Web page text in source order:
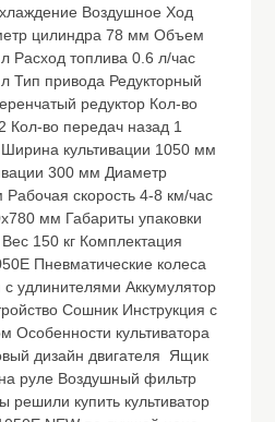
Воздушное Ход
цилиндра 78 мм Объем
Расход топлива 0.6 л/час
Тип привода Редукторный
редуктор Кол-во
Кол-во передач назад 1
культивации 1050 мм
300 мм Диаметр
скорость 4-8 км/час
мм Габариты упаковки
150 кг Комплектация
Пневматические колеса
удлинителями Аккумулятор
Сошник Инструкция с
Особенности культиватора
дизайн двигателя Ящик
руле Воздушный фильтр
купить культиватор